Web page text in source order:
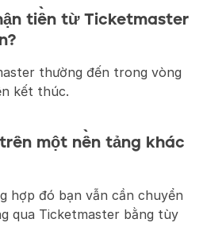
tiền từ Ticketmaster
thường đến trong vòng
kết thúc.
một nền tảng khác
hợp đó bạn vẫn cần chuyển
qua Ticketmaster bằng tùy